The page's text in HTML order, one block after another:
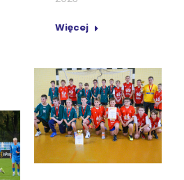
Więcej